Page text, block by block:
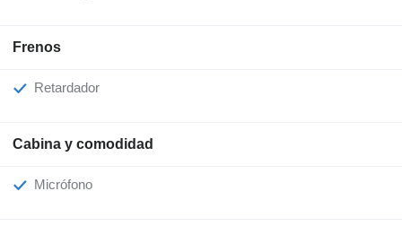
Frenos
Retardador
Cabina y comodidad
Micrófono